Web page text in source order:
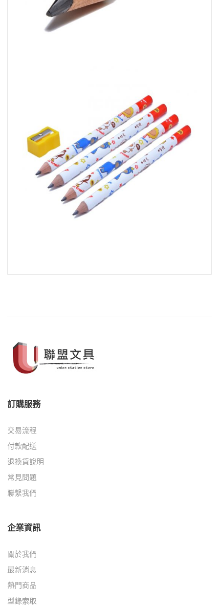
訂購服務
交易流程
付款配送
退換貨說明
常見問題
聯繫我們
企業資訊
關於我們
最新消息
熱門商品
型錄索取